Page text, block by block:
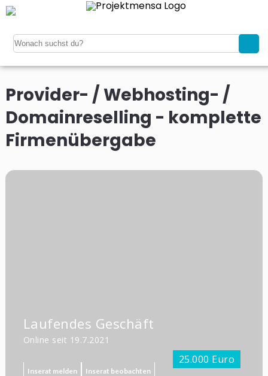
Provider- / Webhosting- /
Domainreselling - komplette
Firmenübergabe
Laufendes Geschäft
Online seit 19.7.2021
25.000 Euro
Inserat melden Inserat beobachten